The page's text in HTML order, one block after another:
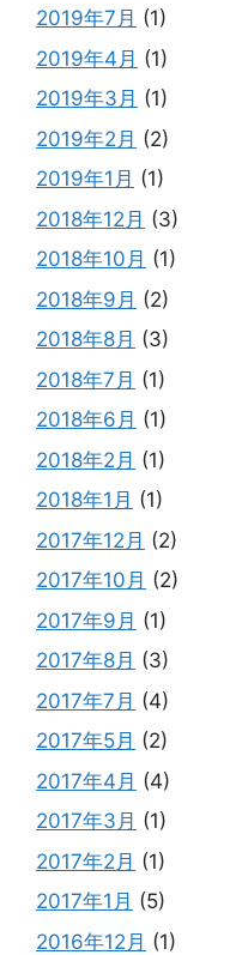
2019年7月 (1)
2019年4月 (1)
2019年3月 (1)
2019年2月 (2)
2019年1月 (1)
2018年12月 (3)
2018年10月 (1)
2018年9月 (2)
2018年8月 (3)
2018年7月 (1)
2018年6月 (1)
2018年2月 (1)
2018年1月 (1)
2017年12月 (2)
2017年10月 (2)
2017年9月 (1)
2017年8月 (3)
2017年7月 (4)
2017年5月 (2)
2017年4月 (4)
2017年3月 (1)
2017年2月 (1)
2017年1月 (5)
2016年12月 (1)